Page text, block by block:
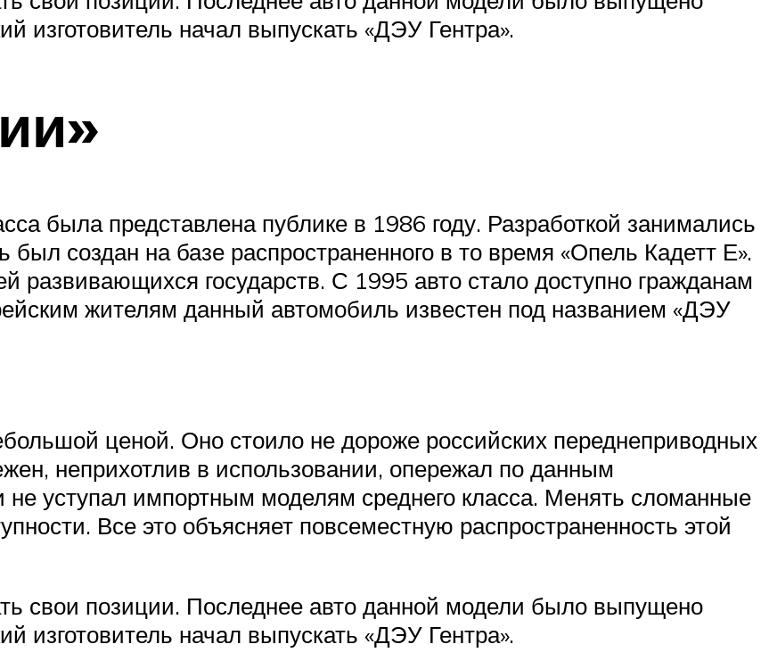
изготовитель начал выпускать «ДЭУ Гентра».
была представлена публике в 1986 году. Разработкой занимались
создан на базе распространенного в то время «Опель Кадетт Е».
развивающихся государств. С 1995 авто стало доступно гражданам
жителям данный автомобиль известен под названием «ДЭУ
ценой. Оно стоило не дороже российских переднеприводных
неприхотлив в использовании, опережал по данным
уступал импортным моделям среднего класса. Менять сломанные
Все это объясняет повсеместную распространенность этой
свои позиции. Последнее авто данной модели было выпущено
изготовитель начал выпускать «ДЭУ Гентра».